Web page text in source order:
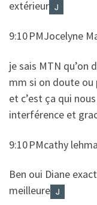
extérieur
9:10 PMJocelyne
​​je sais MTN
mm si on doute ou
et c’est ça qui
interférence et
9:10 PMcathy
​​Ben oui Diane
meilleure